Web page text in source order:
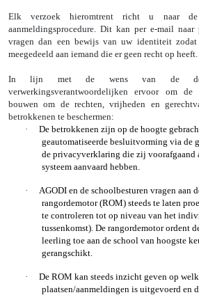
Elk verzoek hieromtrent richt u naar
aanmeldingsprocedure. Dit kan per e-mail naar
vragen dan een bewijs van uw identiteit
meegedeeld aan iemand die er geen recht op heeft.
In lijn met de wens van de
verwerkingsverantwoordelijken ervoor om
bouwen om de rechten, vrijheden en
betrokkenen te beschermen:
·
De betrokkenen zijn op de hoogte
geautomatiseerde besluitvorming via de
de privacyverklaring die zij voorafgaand
systeem aanvaard hebben.
·
AGODI en de schoolbesturen vragen aan
rangordemotor (ROM) steeds te laten
te controleren tot op niveau van het
tussenkomst). De rangordemotor ordent
leerling toe aan de school van hoogste
gerangschikt.
· De ROM kan steeds inzicht geven op
plaatsen/aanmeldingen is uitgevoerd en